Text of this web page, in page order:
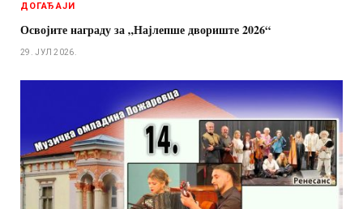
ДОГАЂАЈИ
Освојите награду за „Најлепше двориште 2026“
29. ЈУЛ 2026.